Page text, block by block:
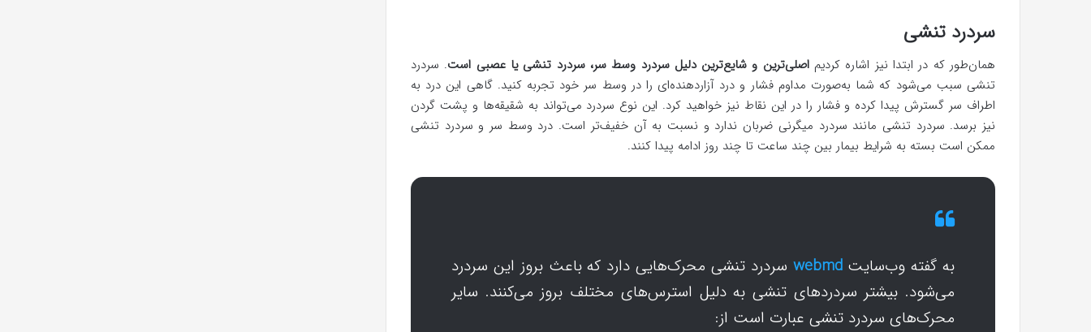
سردرد تنشی
همان‌طور که در ابتدا نیز اشاره کردیماصلی‌ترین و شایع‌ترین دلیل سردرد وسط سر، سردرد تنشی یا عصبی است. سردرد
تنشی سبب می‌شود که شما به‌صورت مداوم فشار و درد آزاردهنده‌ای را در وسط سر خود تجربه کنید. گاهی این درد به
اطراف سر گسترش پیدا کرده و فشار را در این نقاط نیز خواهید کرد. این نوع سردرد می‌تواند به شقیقه‌ها و پشت گردن
نیز برسد. سردرد تنشی مانند سردرد میگرنی ضربان ندارد و نسبت به آن خفیف‌تر است. درد وسط سر و سردرد تنشی
ممکن است بسته به شرایط بیمار بین چند ساعت تا چند روز ادامه پیدا کنند.
به گفته وب‌سایتwebmd سردرد تنشی محرک‌هایی دارد که باعث بروز این سردرد
می‌شود. بیشتر سردردهای تنشی به دلیل استرس‌های مختلف بروز می‌کنند. سایر
محرک‌های سردرد تنشی عبارت است از: